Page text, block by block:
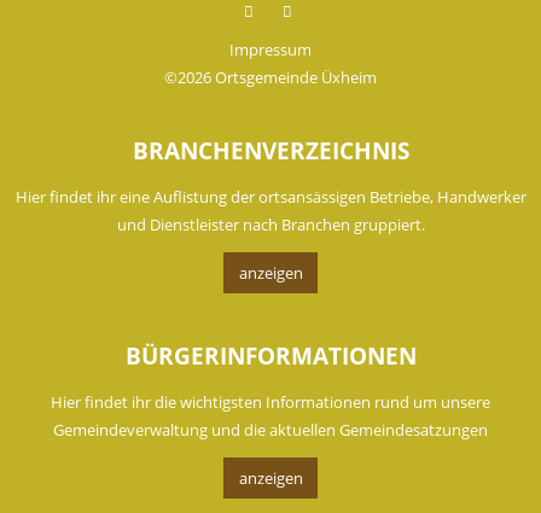
Facebookinstagram
Impressum
©2026 Ortsgemeinde Üxheim
BRANCHENVERZEICHNIS
Hier findet ihr eine Auflistung der ortsansässigen Betriebe, Handwerker
und Dienstleister nach Branchen gruppiert.
anzeigen
BÜRGERINFORMATIONEN
Hier findet ihr die wichtigsten Informationen rund um unsere
Gemeindeverwaltung und die aktuellen Gemeindesatzungen
anzeigen